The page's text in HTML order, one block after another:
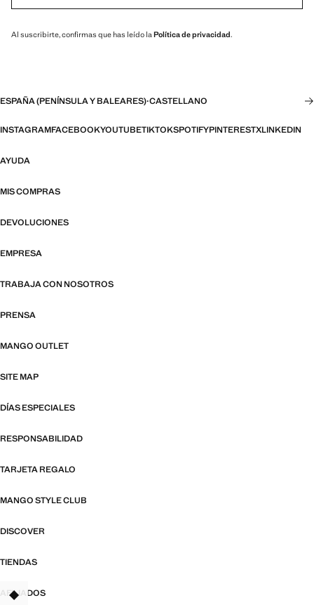
Al suscribirte, confirmas que has leído la Política de privacidad.
ESPAÑA (PENÍNSULA Y BALEARES)·CASTELLANO
INSTAGRAMFACEBOOKYOUTUBETIKTOKSPOTIFYPINTERESTXLINKEDIN
AYUDA
MIS COMPRAS
DEVOLUCIONES
EMPRESA
TRABAJA CON NOSOTROS
PRENSA
MANGO OUTLET
SITE MAP
DÍAS ESPECIALES
RESPONSABILIDAD
TARJETA REGALO
MANGO STYLE CLUB
DISCOVER
TIENDAS
AFILIADOS